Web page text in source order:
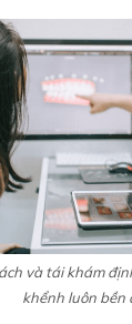
và tái khám
khểnh luôn bền